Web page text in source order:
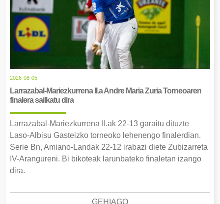
2026-08-05
Larrazabal-Mariezkurrena II.a Andre Maria Zuria Torneoaren
finalera sailkatu dira
Larrazabal-Mariezkurrena II.ak 22-13 garaitu dituzte
Laso-Albisu Gasteizko torneoko lehenengo finalerdian.
Serie Bn, Amiano-Landak 22-12 irabazi diete Zubizarreta
IV-Arangureni. Bi bikoteak larunbateko finaletan izango
dira.
GEHIAGO